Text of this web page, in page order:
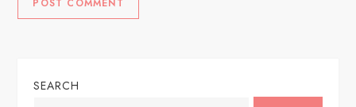
SEARCH